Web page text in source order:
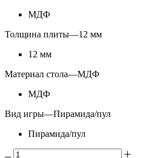
МДФ
Толщина плиты—12 мм
12 мм
Материал стола—МДФ
МДФ
Вид игры—Пирамида/пул
Пирамида/пул